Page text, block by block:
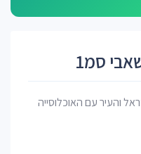
סמ1
והעיר עם האוכלוסייה